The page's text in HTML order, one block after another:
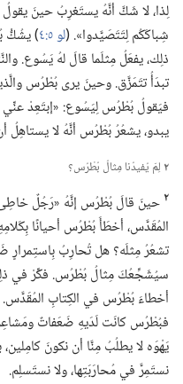
لِذا،‏ لا شَكَّ أنَّهُ يستَغرِبُ حينَ
شِباكَكُم لِتَتَصَيَّدوا».‏ (‏لو ٥:‏٤
‏)‏ يشُكُّ
ذلِك،‏ يفعَلُ مِثلَما قالَ لهُ يَسُوع.‏
تبدَأُ تتَمَزَّق.‏ وحينَ يرى بُطْرُس
فيَقولُ بُطْرُس لِيَسُوع:‏ «إبتَعِدْ
يبدو،‏ يشعُرُ بُطْرُس أنَّهُ لا
٢ لِمَ يُفيدُنا مِثالُ بُطْرُس؟‏
٢ حينَ قالَ بُطْرُس إنَّهُ «رَجُلٌ
المُقَدَّس،‏ أخطَأَ بُطْرُس أحيانًا
تشعُرُ مِثلَه؟‏ هل تُحارِبُ بِاستِمرارٍ
سيُشَجِّعُكَ مِثالُ بُطْرُس.‏ فكِّرْ في
أخطاءَ بُطْرُس في الكِتابِ المُقَدَّس.‏
فبُطْرُس كانَت لَدَيهِ ضَعَفاتٌ
يَهْوَه لا يطلُبُ مِنَّا أن نكونَ
نستَمِرَّ في مُحارَبَتِها،‏ ولا نستَسلِم.‏